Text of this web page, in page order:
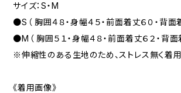
サイズ：S・M
●S（ 胸囲４８・身幅４５・前面着丈６０・背面
●M（ 胸囲５１・身幅４８・前面着丈６２・背
※伸縮性のある生地のため、ストレス無く着用
《着用画像》